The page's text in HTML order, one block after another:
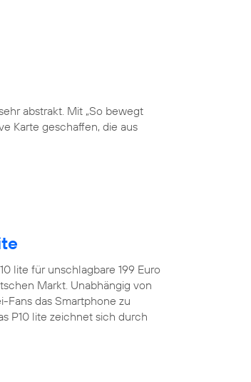
abstrakt. Mit „So bewegt
Karte geschaffen, die aus
lite für unschlagbare 199 Euro
Markt. Unabhängig von
Fans das Smartphone zu
P10 lite zeichnet sich durch